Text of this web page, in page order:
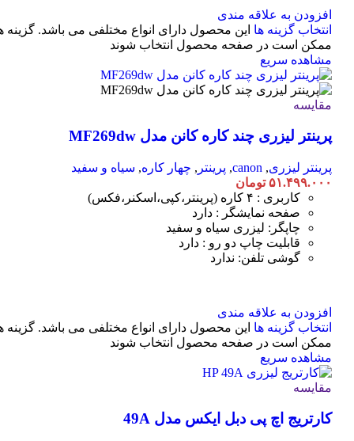
افزودن به علاقه مندی
انتخاب گزینه ها این محصول دارای انواع مختلفی می باشد. گزینه
ممکن است در صفحه محصول انتخاب شوند
مشاهده سریع
مقایسه
پرینتر لیزری چند کاره کانن مدل MF269dw
پرینتر لیزری,
canon
, پرینتر , چهار کاره, سیاه و سفید
۵۱.۴۹۹.۰۰۰ تومان
کاربری : ۴ کاره (پرینتر،کپی،اسکنر،فکس)
صفحه نمایشگر : دارد
چاپگر: لیزری سیاه و سفید
قابلیت چاپ دو رو : دارد
گوشی تلفن: ندارد
افزودن به علاقه مندی
انتخاب گزینه ها این محصول دارای انواع مختلفی می باشد. گزینه
ممکن است در صفحه محصول انتخاب شوند
مشاهده سریع
مقایسه
کارتریج اچ پی دبل ایکس مدل 49A